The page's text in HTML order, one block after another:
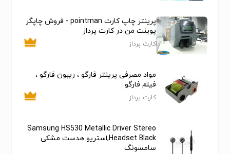
پرینتر چاپ کارت pointman - فروش چاپگر
پوینت من در کارت پرداز
کارت پرداز
مواد مصرفی پرینتر فارگو ، ریبون فارگو ،
فیلم فارگو
کارت پرداز
Samsung HS530 Metallic Driver Stereo
Headset Black,استریو هدست مشکی
سامسونگ